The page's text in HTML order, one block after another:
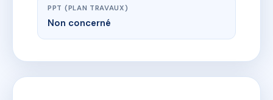
PPT (PLAN TRAVAUX)
Non concerné